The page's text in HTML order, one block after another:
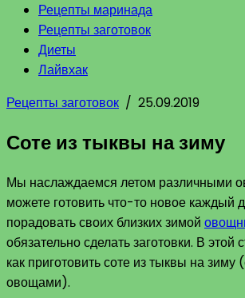
Рецепты маринада
Рецепты заготовок
Диеты
Лайвхак
Рецепты заготовок / 25.09.2019
Соте из тыквы на зиму
Мы наслаждаемся летом различными
можете готовить что-то новое каждый
порадовать своих близких зимой
обязательно сделать заготовки. В этой
как приготовить соте из тыквы на зиму
овощами).